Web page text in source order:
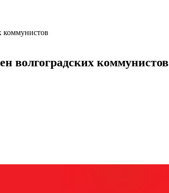
коммунистов
волгоградских коммунистов